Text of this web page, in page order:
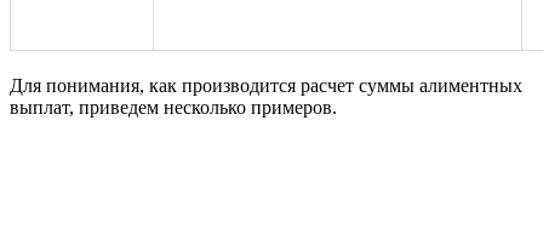
Для понимания, как производится расчет суммы алиментных
выплат, приведем несколько примеров.